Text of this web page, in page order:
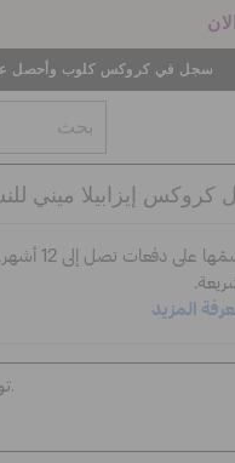
سجل في كروكس كلوب وأحصل على
كروكس إيزابيلا ميني
توصيل مجاني على جميع الطلبيات.